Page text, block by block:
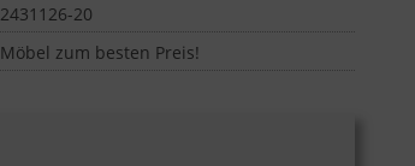
2431126-20
Möbel zum besten Preis!